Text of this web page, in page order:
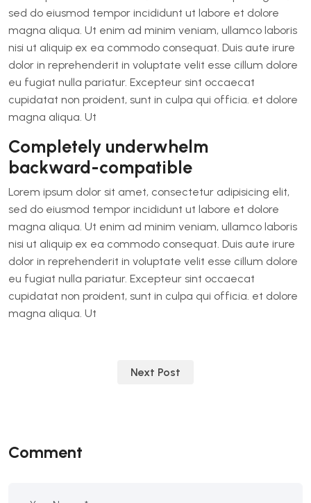
sed do eiusmod tempor incididunt ut labore et dolore
magna aliqua. Ut enim ad minim veniam, ullamco laboris
nisi ut aliquip ex ea commodo consequat. Duis aute irure
dolor in reprehenderit in voluptate velit esse cillum dolore
eu fugiat nulla pariatur. Excepteur sint occaecat
cupidatat non proident, sunt in culpa qui officia. et dolore
magna aliqua. Ut
Completely underwhelm
backward-compatible
Lorem ipsum dolor sit amet, consectetur adipisicing elit,
sed do eiusmod tempor incididunt ut labore et dolore
magna aliqua. Ut enim ad minim veniam, ullamco laboris
nisi ut aliquip ex ea commodo consequat. Duis aute irure
dolor in reprehenderit in voluptate velit esse cillum dolore
eu fugiat nulla pariatur. Excepteur sint occaecat
cupidatat non proident, sunt in culpa qui officia. et dolore
magna aliqua. Ut
Next Post
Comment